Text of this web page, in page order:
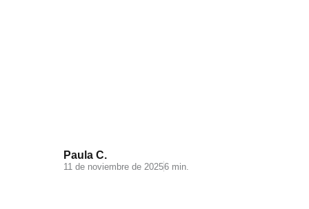
Paula C.
11 de noviembre de 20256 min.